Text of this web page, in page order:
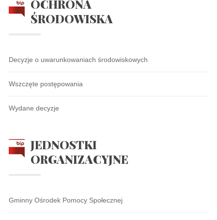
OCHRONA
ŚRODOWISKA
Decyzje o uwarunkowaniach środowiskowych
Wszczęte postępowania
Wydane decyzje
JEDNOSTKI
ORGANIZACYJNE
Gminny Ośrodek Pomocy Społecznej